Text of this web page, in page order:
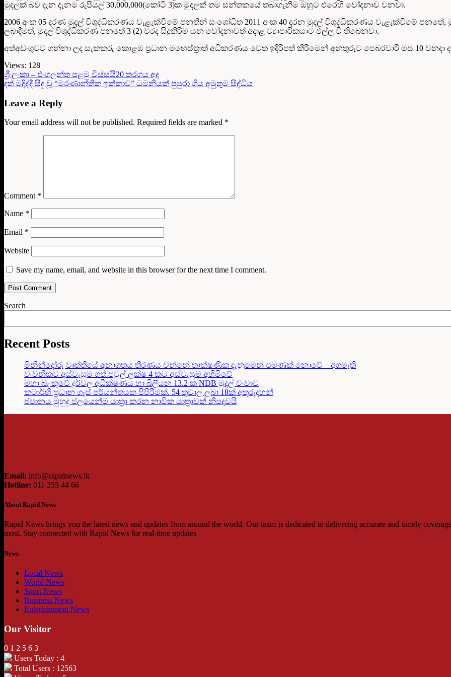
මුදලක් බව දැන දැනම රුපියල් 30,000,000(කෝටි 3)ක මුදලක් තම සන්තකයේ තබාගැනීම ඔහුට එරෙහි චෝදනාව වනවා.
2006 අංක 05 දරණ මුදල් විශුද්ධිකරණය වැළැක්වීමේ පනතින් සංශෝධිත 2011 අංක 40 දරන මුදල් විශුද්ධිකරණය වැළැක්වීමේ පනතේ,
ලබාදීමත්, මුදල් විශුද්ධිකරණ පනතේ 3 (2) වරද සිදුකිරීම යන චෝදනාවත් අදාළ ව්‍යාපාරිකයාට එල්ල වී තිබෙනවා.
අත්අඩංගුවට ගන්නා ලද සැකකරු කොළඹ ප්‍රධාන මහෙස්ත්‍රාත් අධිකරණය වෙත ඉදිරිපත් කිරීමෙන් අනතුරුව පෙබරවාරි මස 10 වනදා
Views: 128
ශ්‍රී ලංකා – එංගලන්ත පළමු විස්සයි20 තරගය අද
දත් මදිද්දී සිදු වූ “මරණාන්තික ඉක්කාව” ධමනියක් පුපුරා ගිය අමුතුම සිද්ධිය
Leave a Reply
Your email address will not be published. Required fields are marked *
Comment *
Name *
Email *
Website
Save my name, email, and website in this browser for the next time I comment.
Search
Recent Posts
මිනින්දෝරු වෘත්තියේ අනාගතය තීරණය වන්නේ තාක්ෂණික දැනුමෙන් පමණක් නොවේ – අගමැති
වංචනිකව අස්වැසුම ගත් පවුල් ලක්ෂ 4 කට අස්වැසුම අහිමිවේ
මහා බැංකුවේ දුර්වල අධීක්ෂණය හා බිලියන 13.2 ක NDB මුදල් වංචාව
කටාර්හි ප්‍රධාන ගෑස් පර්යන්තයක පිපිරීමක්. 54 තුවාල ලබා 18ක් අතුරුදහන්
ජපානය මුහුදු ජලයෙන්ම යාත්‍රා කරන නාවික යාත්‍රාවක් නිපදවයි
Email: info@rapidnews.lk
Hotline: 011 255 44 66
About Rapid News
Rapid News brings you the latest news and updates from around the world. Our team is dedicated to delivering accurate and timely
most. Stay connected with Rapid News for real-time updates
News
Local News
World News
Sport News
Business News
Entertainment News
Our Visitor
0 1 2 5 6 3
Users Today : 4
Total Users : 12563